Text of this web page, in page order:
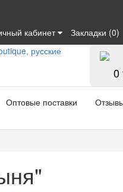
кабинет Закладки (0)
0
Оптовые поставки